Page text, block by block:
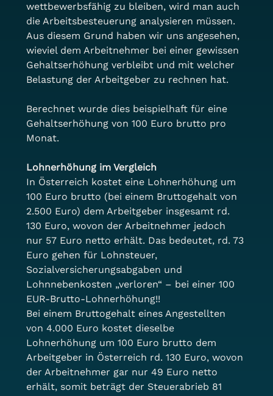
wettbewerbsfähig zu bleiben, wird man auch
die Arbeitsbesteuerung analysieren müssen.
Aus diesem Grund haben wir uns angesehen,
wieviel dem Arbeitnehmer bei einer gewissen
Gehaltserhöhung verbleibt und mit welcher
Belastung der Arbeitgeber zu rechnen hat.
Berechnet wurde dies beispielhaft für eine
Gehaltserhöhung von 100 Euro brutto pro
Monat.
Lohnerhöhung im Vergleich
In Österreich kostet eine Lohnerhöhung um
100 Euro brutto (bei einem Bruttogehalt von
2.500 Euro) dem Arbeitgeber insgesamt rd.
130 Euro, wovon der Arbeitnehmer jedoch
nur 57 Euro netto erhält. Das bedeutet, rd. 73
Euro gehen für Lohnsteuer,
Sozialversicherungsabgaben und
Lohnnebenkosten „verloren“ – bei einer 100
EUR-Brutto-Lohnerhöhung!!
Bei einem Bruttogehalt eines Angestellten
von 4.000 Euro kostet dieselbe
Lohnerhöhung um 100 Euro brutto dem
Arbeitgeber in Österreich rd. 130 Euro, wovon
der Arbeitnehmer gar nur 49 Euro netto
erhält, somit beträgt der Steuerabrieb 81